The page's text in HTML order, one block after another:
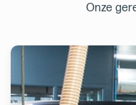
Onze